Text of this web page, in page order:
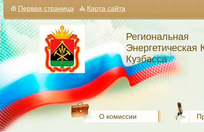
Первая страница Карта сайта
Региональная
Энергетическая
Кузбасса
О комиссии